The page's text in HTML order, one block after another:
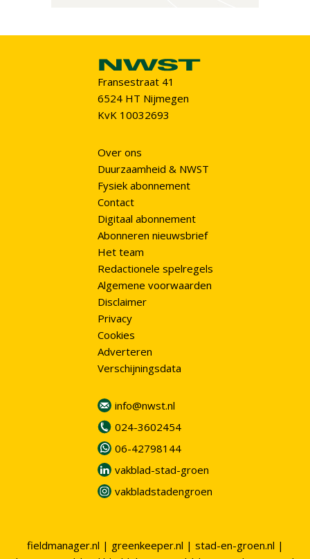
Fransestraat 41
6524 HT Nijmegen
KvK 10032693
Over ons
Duurzaamheid & NWST
Fysiek abonnement
Contact
Digitaal abonnement
Abonneren nieuwsbrief
Het team
Redactionele spelregels
Algemene voorwaarden
Disclaimer
Privacy
Cookies
Adverteren
Verschijningsdata
info@nwst.nl
024-3602454
06-42798144
vakblad-stad-groen
vakbladstadengroen
fieldmanager.nl | greenkeeper.nl | stad-en-groen.nl |